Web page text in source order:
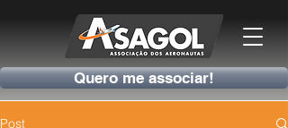
Quero me associar!
Post